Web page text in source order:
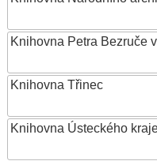
Knihovna Petra Bezruče
Knihovna Třinec
Knihovna Ústeckého